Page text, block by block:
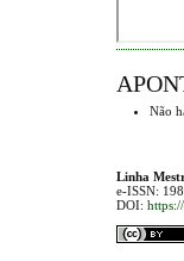
Não
Linha
e-ISSN:
DOI: